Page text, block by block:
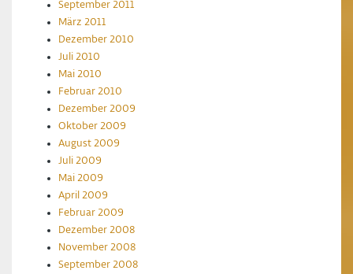
September 2011
März 2011
Dezember 2010
Juli 2010
Mai 2010
Februar 2010
Dezember 2009
Oktober 2009
August 2009
Juli 2009
Mai 2009
April 2009
Februar 2009
Dezember 2008
November 2008
September 2008